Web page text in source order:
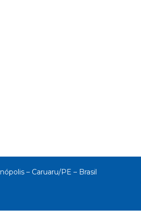
– Caruaru/PE – Brasil